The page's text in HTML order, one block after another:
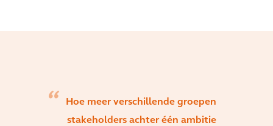
Hoe meer verschillende groepen
stakeholders achter één ambitie